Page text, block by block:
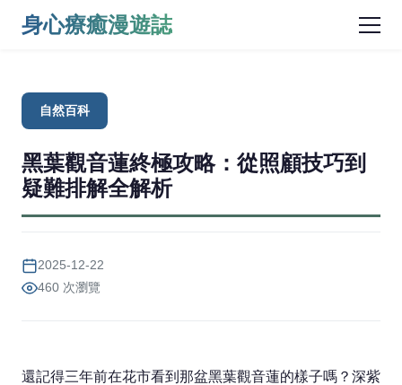
身心療癒漫遊誌
自然百科
黑葉觀音蓮終極攻略：從照顧技巧到
疑難排解全解析
2025-12-22
460 次瀏覽
還記得三年前在花市看到那盆黑葉觀音蓮的樣子嗎？深紫